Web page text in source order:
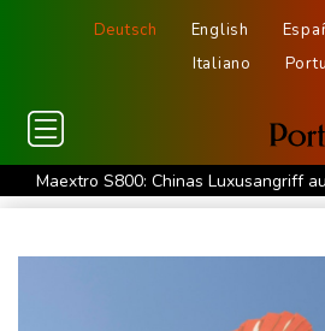
Deutsch English
Italiano
Maextro S800: Chinas Luxusangriff
Leverkusen verlängert mit Carro und
Schwimm-EM: Freiwasserstaffel um
US-Senat bestätigt Trumps